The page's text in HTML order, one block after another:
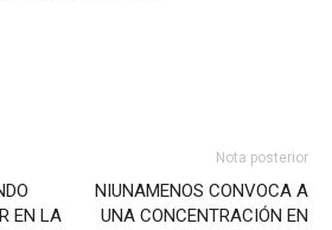
EN LA
Nota posterior
NIUNAMENOS CONVOCA A
UNA CONCENTRACIÓN EN